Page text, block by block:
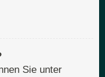
Sie unter